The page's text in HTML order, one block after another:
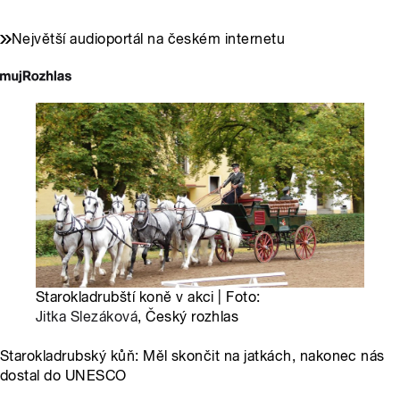
Největší audioportál na českém internetu
Starokladrubští koně v akci | Foto:
Jitka Slezáková, Český rozhlas
Starokladrubský kůň: Měl skončit na jatkách, nakonec nás
dostal do UNESCO